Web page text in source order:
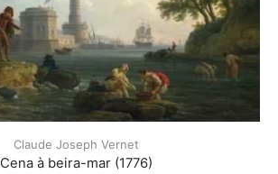
Claude Joseph Vernet
Cena à beira-mar (1776)